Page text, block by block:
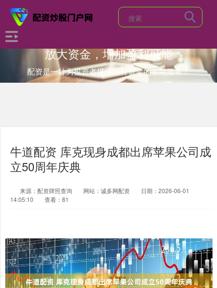
放大资金，增加盈利可能
配资是一种为投资者提供杠杆资金的金融服务！
牛道配资 库克现身成都出席苹果公司成
立50周年庆典
来源：配资牌照查询 网站：诚多网配资
日期：2026-06-01
14:05:10
查看：81